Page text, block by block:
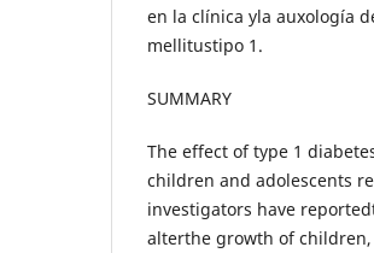
en la clínica yla auxología
mellitustipo 1.
SUMMARY
The effect of type 1
children and adolescents
investigators have
alterthe growth of